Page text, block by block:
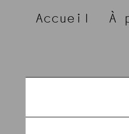
Accueil À